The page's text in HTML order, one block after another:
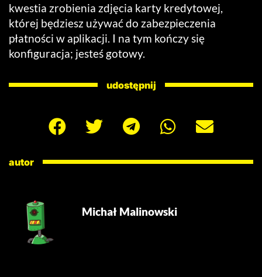
kwestia zrobienia zdjęcia karty kredytowej,
której będziesz używać do zabezpieczenia
płatności w aplikacji. I na tym kończy się
konfiguracja; jesteś gotowy.
udostępnij
autor
Michał Malinowski